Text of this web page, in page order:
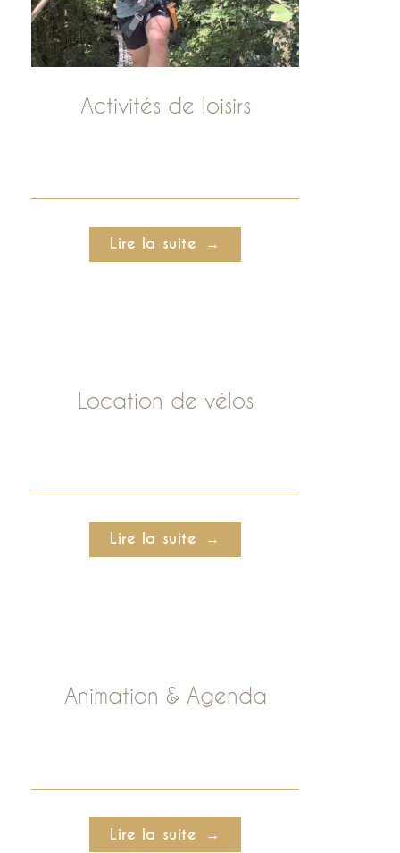
Activités de loisirs
Lire la suite
Location de vélos
Lire la suite
Animation & Agenda
Lire la suite